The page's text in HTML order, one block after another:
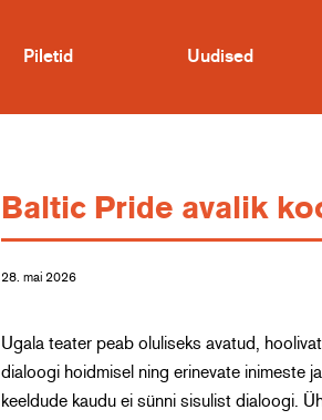
Piletid Uudised
Baltic Pride avalik
28. mai 2026
Ugala teater peab oluliseks avatud,
dialoogi hoidmisel ning erinevate inimeste
keeldude kaudu ei sünni sisulist dialoogi.